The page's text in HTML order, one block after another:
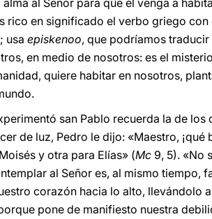
al Señor para que él venga a
rico en significado el verbo griego
usa episkenoo, que podríamos
en medio de nosotros: es el
quiere habitar en nosotros,
san Pablo recuerda la de los
de luz, Pedro le dijo: «Maestro, ¡qué
y otra para Elías» (Mc 9, 5). «No
al Señor es, al mismo tiempo,
corazón hacia lo alto, llevándolo
pone de manifiesto nuestra